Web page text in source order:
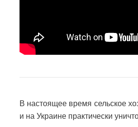
В настоящее время сельское
и на Украине практически